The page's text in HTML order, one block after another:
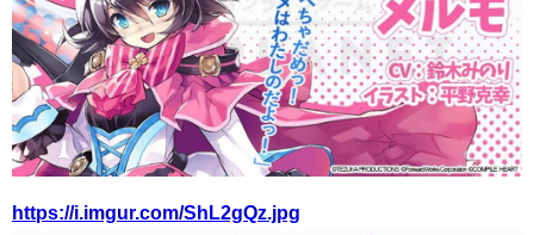
https://i.imgur.com/ShL2gQz.jpg